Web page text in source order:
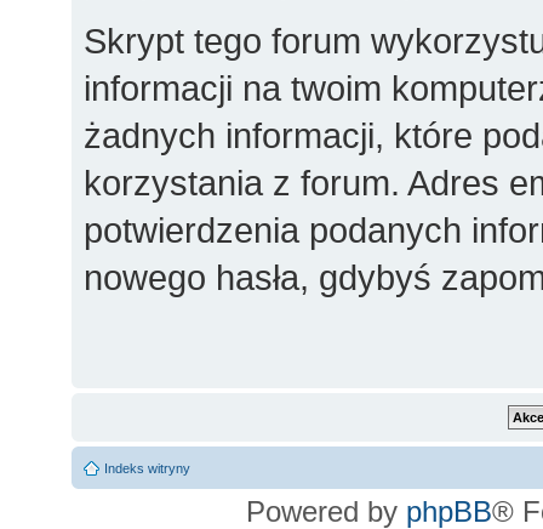
Skrypt tego forum
informacji na twoim
żadnych informacji, które
korzystania z forum. Adres
potwierdzenia podanych
nowego hasła, gdybyś
Indeks witryny
Powered by phpBB®